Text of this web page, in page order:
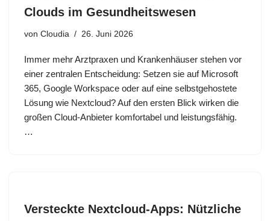
Clouds im Gesundheitswesen
von Cloudia 26. Juni 2026
Immer mehr Arztpraxen und Krankenhäuser stehen vor
einer zentralen Entscheidung: Setzen sie auf Microsoft
365, Google Workspace oder auf eine selbstgehostete
Lösung wie Nextcloud? Auf den ersten Blick wirken die
großen Cloud-Anbieter komfortabel und leistungsfähig.
…
Versteckte Nextcloud-Apps: Nützliche